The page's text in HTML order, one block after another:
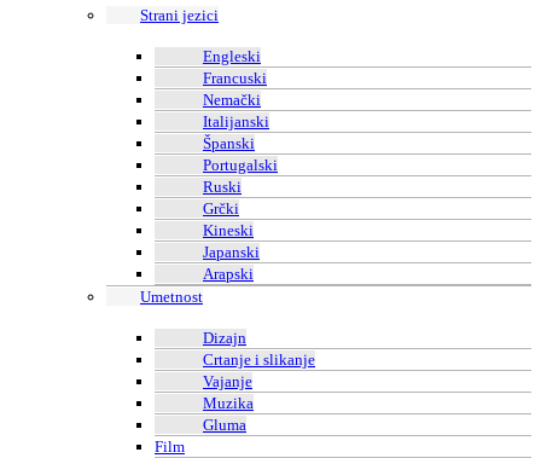
Strani jezici
Engleski
Francuski
Nemački
Italijanski
Španski
Portugalski
Ruski
Grčki
Kineski
Japanski
Arapski
Umetnost
Dizajn
Crtanje i slikanje
Vajanje
Muzika
Gluma
Film